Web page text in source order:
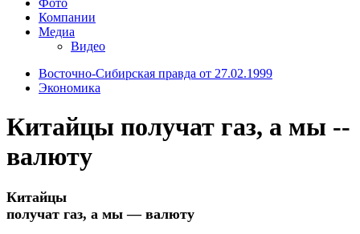
Компании
Медиа
Видео
Восточно-Сибирская правда от 27.02.1999
Экономика
Китайцы получат газ, а мы --
валюту
Китайцы
получат газ, а мы — валюту